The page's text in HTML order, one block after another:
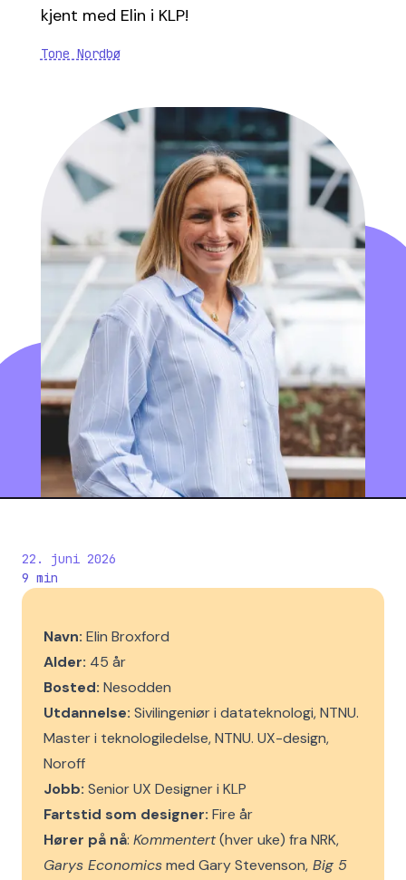
kjent med Elin i KLP!
Tone Nordbø
22. juni 2026
9 min
Navn: Elin Broxford
Alder: 45 år
Bosted: Nesodden
Utdannelse: Sivilingeniør i datateknologi, NTNU.
Master i teknologiledelse, NTNU. UX-design,
Noroff
Jobb: Senior UX Designer i KLP
Fartstid som designer: Fire år
Hører på nå: Kommentert(hver uke) fra NRK,
Garys Economicsmed Gary Stevenson, Big 5